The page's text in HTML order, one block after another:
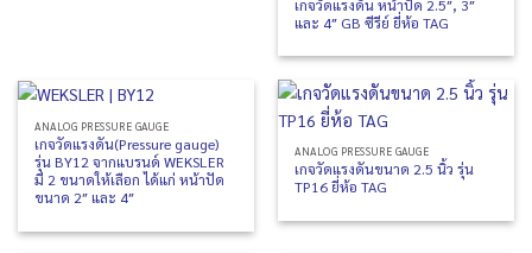
เกจวัดแรงดัน หน้าปัด 2.5″, 3″
และ 4″ GB ซีรีย์ ยี่ห้อ TAG
ANALOG PRESSURE GAUGE
เกจวัดแรงดัน(Pressure gauge)
รุ่น BY12 จากแบรนด์ WEKSLER
มี 2 ขนาดให้เลือก ได้แก่ หน้าปัด
ขนาด 2″ และ 4″
ANALOG PRESSURE GAUGE
เกจวัดแรงดันขนาด 2.5 นิ้ว รุ่น
TP16 ยี่ห้อ TAG